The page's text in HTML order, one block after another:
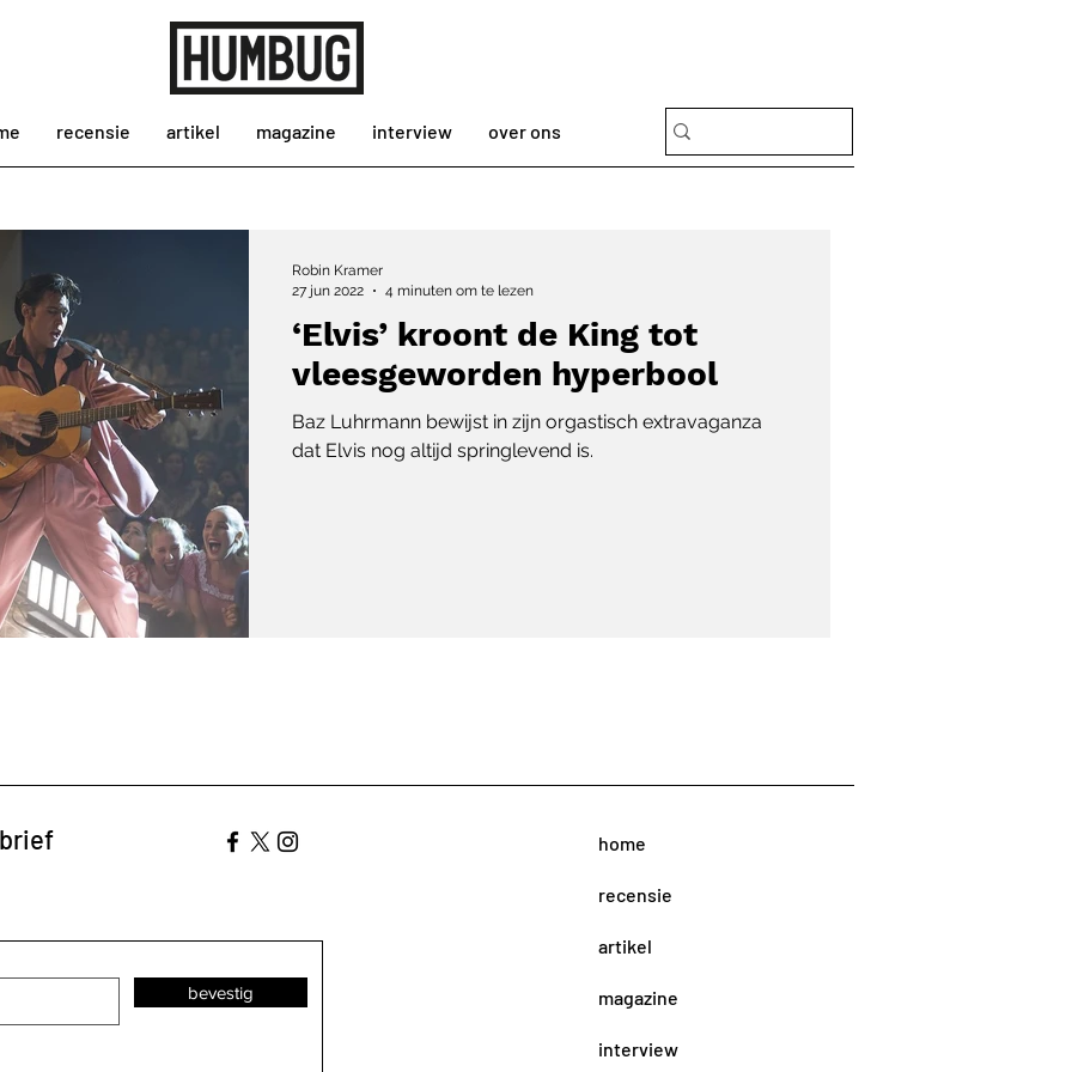
recensie artikel magazine interview over ons
‘Elvis’ kroont de King tot
vleesgeworden hyperbool
Baz Luhrmann bewijst in zijn orgastisch extravaganza
dat Elvis nog altijd springlevend is.
Robin Kramer
27 jun 2022
4 minuten om te lezen
bevestig
home
recensie
artikel
magazine
interview